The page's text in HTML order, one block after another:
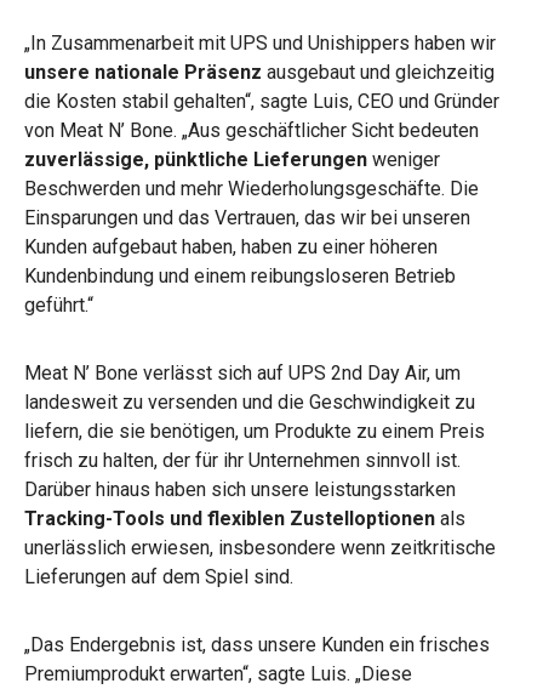
„In Zusammenarbeit mit UPS und Unishippers haben wir
unsere nationale Präsenz ausgebaut und gleichzeitig
die Kosten stabil gehalten“, sagte Luis, CEO und Gründer
von Meat N’ Bone. „Aus geschäftlicher Sicht bedeuten
zuverlässige, pünktliche Lieferungen weniger
Beschwerden und mehr Wiederholungsgeschäfte. Die
Einsparungen und das Vertrauen, das wir bei unseren
Kunden aufgebaut haben, haben zu einer höheren
Kundenbindung und einem reibungsloseren Betrieb
geführt.“
Meat N’ Bone verlässt sich auf UPS 2nd Day Air, um
landesweit zu versenden und die Geschwindigkeit zu
liefern, die sie benötigen, um Produkte zu einem Preis
frisch zu halten, der für ihr Unternehmen sinnvoll ist.
Darüber hinaus haben sich unsere leistungsstarken
Tracking-Tools und flexiblen Zustelloptionen als
unerlässlich erwiesen, insbesondere wenn zeitkritische
Lieferungen auf dem Spiel sind.
„Das Endergebnis ist, dass unsere Kunden ein frisches
Premiumprodukt erwarten“, sagte Luis. „Diese